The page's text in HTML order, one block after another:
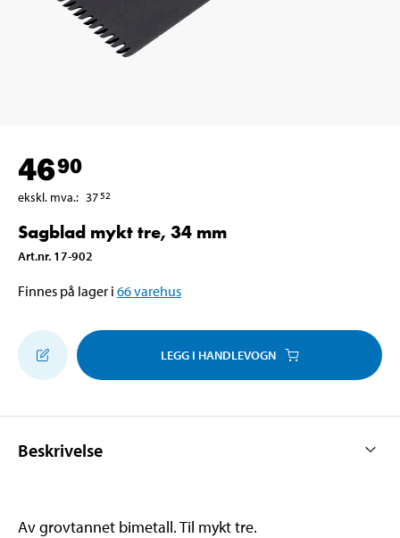
4690
ekskl. mva.: 3752
Sagblad mykt tre, 34 mm
Art.nr. 17-902
Finnes på lager i 66varehus
LEGG I HANDLEVOGN
Beskrivelse
Av grovtannet bimetall. Til mykt tre.